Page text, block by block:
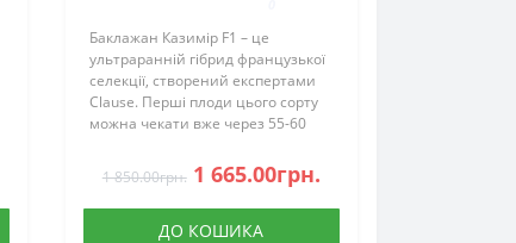
Баклажан Казимір F1 – це
ультраранній гібрид французької
селекції, створений експертами
Clause. Перші плоди цього сорту
можна чекати вже через 55-60
сорт призначений для
вирощування як у тепличних
умовах, плівков..
1 850.00грн. 1 665.00грн.
ДО КОШИКА